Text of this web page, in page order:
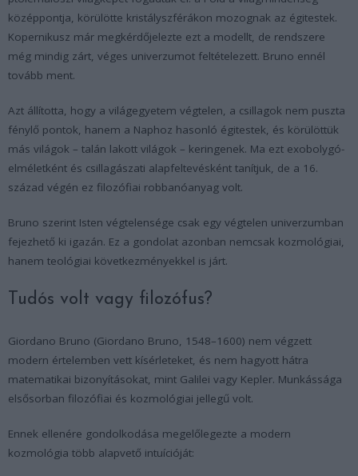
középpontja, körülötte kristályszférákon mozognak az égitestek.
Kopernikusz már megkérdőjelezte ezt a modellt, de rendszere
még mindig zárt, véges univerzumot feltételezett. Bruno ennél
tovább ment.
Azt állította, hogy a világegyetem végtelen, a csillagok nem puszta
fénylő pontok, hanem a Naphoz hasonló égitestek, és körülöttük
más világok – talán lakott világok – keringenek. Ma ezt exobolygó-
elméletként és csillagászati alapfeltevésként tanítjuk, de a 16.
század végén ez filozófiai robbanóanyag volt.
Bruno szerint Isten végtelensége csak egy végtelen univerzumban
fejezhető ki igazán. Ez a gondolat azonban nemcsak kozmológiai,
hanem teológiai következményekkel is járt.
Tudós volt vagy filozófus?
Giordano Bruno (Giordano Bruno, 1548–1600) nem végzett
modern értelemben vett kísérleteket, és nem hagyott hátra
matematikai bizonyításokat, mint Galilei vagy Kepler. Munkássága
elsősorban filozófiai és kozmológiai jellegű volt.
Ennek ellenére gondolkodása megelőlegezte a modern
kozmológia több alapvető intuícióját: